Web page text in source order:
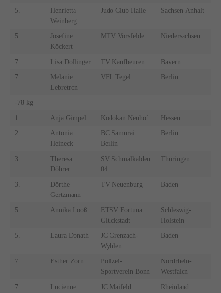
5.
Henrietta
Weinberg
Judo Club Halle Sachsen-Anhalt
5.
Josefine
Köckert
MTV Vorsfelde Niedersachsen
7. Lisa Dollinger TV Kaufbeuren Bayern
7.
Melanie
Lebretron
VFL Tegel Berlin
-78 kg
1. Anja Gimpel Kodokan Neuhof Hessen
2.
Antonia
Heineck
BC Samurai
Berlin
Berlin
3.
Theresa
Döhrer
SV Schmalkalden
04
Thüringen
3.
Dörthe
Gertzmann
TV Neuenburg Baden
5. Annika Looß
ETSV Fortuna
Glückstadt
Schleswig-
Holstein
5. Laura Donath
JC Grenzach-
Wyhlen
Baden
7. Esther Zorn
Polizei-
Sportverein Bonn
Nordrhein-
Westfalen
7.
Lucienne
JC Maifeld Rheinland